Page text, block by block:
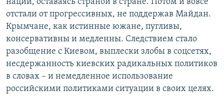
нации, оставаясь страной в стране. Потом и вовсе
отстали от прогрессивных, не поддержав Майдан.
Крымчане, как истинные южане, пугливы,
консервативны и медленны. Следствием стало
разобщение с Киевом, выплески злобы в соцсетях,
несдержанность киевских радикальных политиков
в словах – и немедленное использование
российскими политиками ситуации в своих целях.